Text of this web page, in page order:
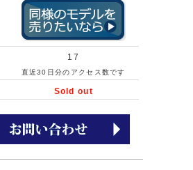
17
直近30日分のアクセス数です
Sold out